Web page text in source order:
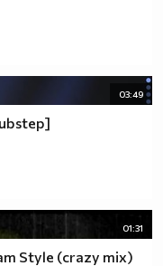
03:49
01:31
Style (crazy mix)